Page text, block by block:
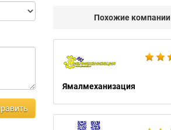
Похожие компании
Ямалмеханизация
МИД.
и